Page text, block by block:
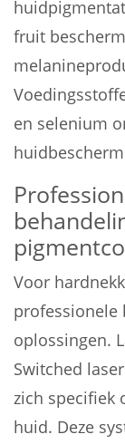
fruit
en selenium
Voor
professionele
oplossingen.
Switched
zich specifiek
huid. Deze